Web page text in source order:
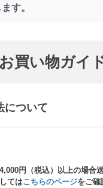
す。
お買い物ガイ
について​
円（税込）以上の場合
てはこちらのページをご確